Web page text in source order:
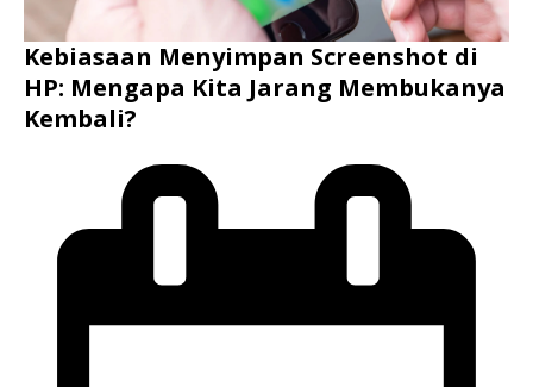
Kebiasaan Menyimpan Screenshot di
HP: Mengapa Kita Jarang Membukanya
Kembali?